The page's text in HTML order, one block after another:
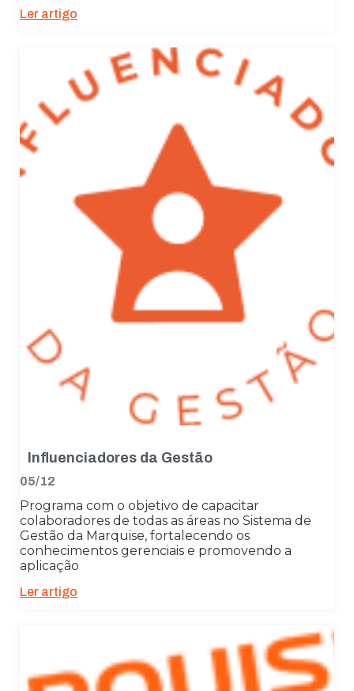
Ler artigo
Influenciadores da Gestão
05/12
Programa com o objetivo de capacitar
colaboradores de todas as áreas no Sistema de
Gestão da Marquise, fortalecendo os
conhecimentos gerenciais e promovendo a
aplicação
Ler artigo